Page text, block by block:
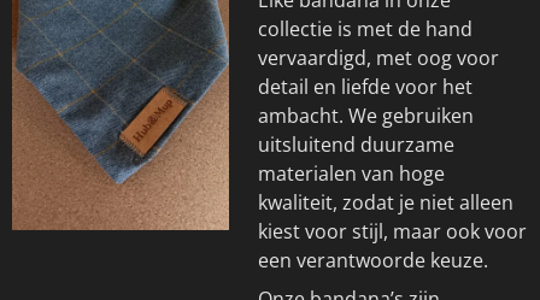
collectie is met de hand
vervaardigd, met oog voor
detail en liefde voor het
ambacht. We gebruiken
uitsluitend duurzame
materialen van hoge
kwaliteit, zodat je niet alleen
kiest voor stijl, maar ook voor
een verantwoorde keuze.